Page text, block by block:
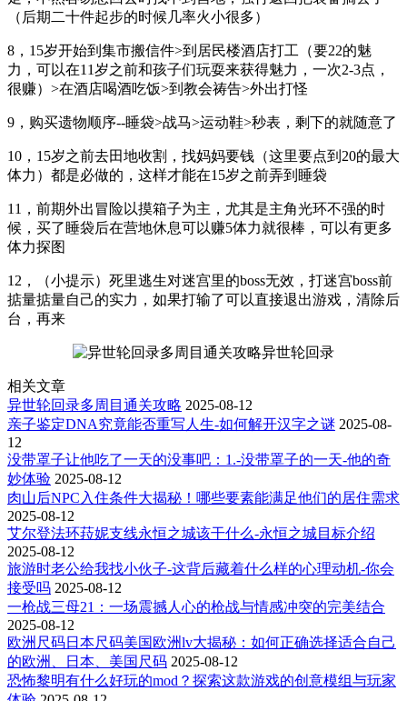
（后期二十件起步的时候几率火小很多）
8，15岁开始到集市搬信件>到居民楼酒店打工（要22的魅
力，可以在11岁之前和孩子们玩耍来获得魅力，一次2-3点，
很赚）>在酒店喝酒吃饭>到教会祷告>外出打怪
9，购买遗物顺序--睡袋>战马>运动鞋>秒表，剩下的就随意了
10，15岁之前去田地收割，找妈妈要钱（这里要点到20的最大
体力）都是必做的，这样才能在15岁之前弄到睡袋
11，前期外出冒险以摸箱子为主，尤其是主角光环不强的时
候，买了睡袋后在营地休息可以赚5体力就很棒，可以有更多
体力探图
12，（小提示）死里逃生对迷宫里的boss无效，打迷宫boss前
掂量掂量自己的实力，如果打输了可以直接退出游戏，清除后
台，再来
异世轮回录
相关文章
异世轮回录多周目通关攻略 2025-08-12
亲子鉴定DNA究竟能否重写人生-如何解开汉字之谜 2025-08-
12
没带罩子让他吃了一天的没事吧：1.-没带罩子的一天-他的奇
妙体验 2025-08-12
肉山后NPC入住条件大揭秘！哪些要素能满足他们的居住需求
2025-08-12
艾尔登法环菈妮支线永恒之城该干什么-永恒之城目标介绍
2025-08-12
旅游时老公给我找小伙子-这背后藏着什么样的心理动机-你会
接受吗 2025-08-12
一枪战三母21：一场震撼人心的枪战与情感冲突的完美结合
2025-08-12
欧洲尺码日本尺码美国欧洲lv大揭秘：如何正确选择适合自己
的欧洲、日本、美国尺码 2025-08-12
恐怖黎明有什么好玩的mod？探索这款游戏的创意模组与玩家